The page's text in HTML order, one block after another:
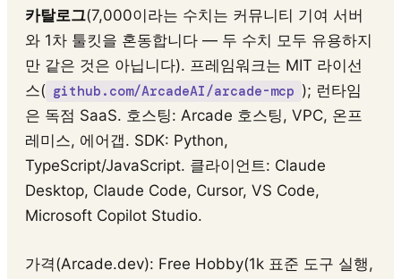
카탈로그(7,000이라는 수치는 커뮤니티 기여 서버
와 1차 툴킷을 혼동합니다 — 두 수치 모두 유용하지
만 같은 것은 아닙니다). 프레임워크는 MIT 라이선
스( github.com/ArcadeAI/arcade-mcp ); 런타임
은 독점 SaaS. 호스팅: Arcade 호스팅, VPC, 온프
레미스, 에어갭. SDK: Python,
TypeScript/JavaScript. 클라이언트: Claude
Desktop, Claude Code, Cursor, VS Code,
Microsoft Copilot Studio.
가격(Arcade.dev): Free Hobby(1k 표준 도구 실행,